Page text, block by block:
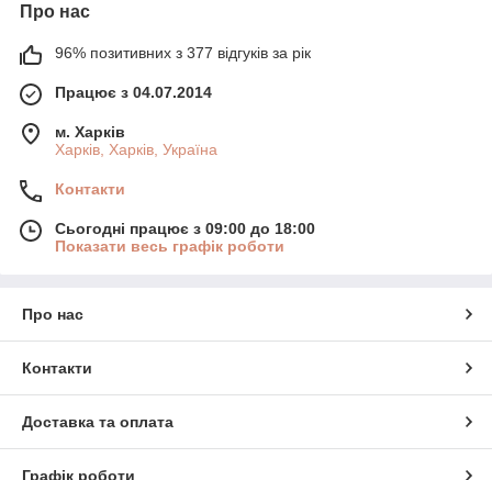
Про нас
96% позитивних з 377 відгуків за рік
Працює з 04.07.2014
м. Харків
Харків, Харків, Україна
Контакти
Сьогодні працює з 09:00 до 18:00
Показати весь графік роботи
Про нас
Контакти
Доставка та оплата
Графік роботи